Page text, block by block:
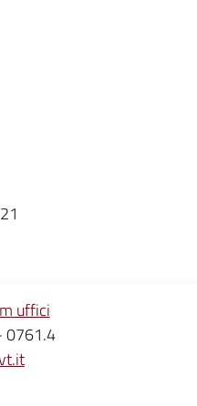
uffici
0761.4